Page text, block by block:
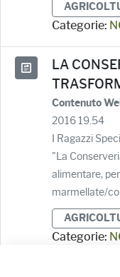
Categorie:
LA
Contenuto
2016 19.54
I Ragazzi
"La
alimentare,
marmellate/
Categorie: